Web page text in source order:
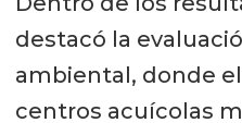
destacó la
ambiental, donde el
centros acuícolas